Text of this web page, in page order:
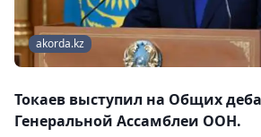
akorda.kz
Токаев выступил на Общих
Генеральной Ассамблеи ООН.